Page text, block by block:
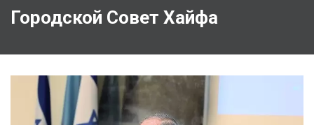
Городской Совет Хайфа